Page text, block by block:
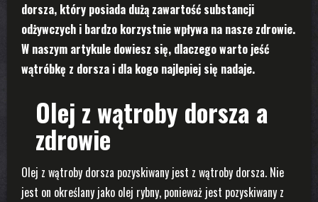
dorsza, który posiada dużą zawartość substancji
odżywczych i bardzo korzystnie wpływa na nasze zdrowie.
W naszym artykule dowiesz się, dlaczego warto jeść
wątróbkę z dorsza i dla kogo najlepiej się nadaje.
Olej z wątroby dorsza a
zdrowie
Olej z wątroby dorsza pozyskiwany jest z wątroby dorsza. Nie
jest on określany jako olej rybny, ponieważ jest pozyskiwany z